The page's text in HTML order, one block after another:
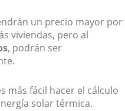
un precio mayor por
viviendas, pero al
, podrán ser
más fácil hacer el cálculo
solar térmica.